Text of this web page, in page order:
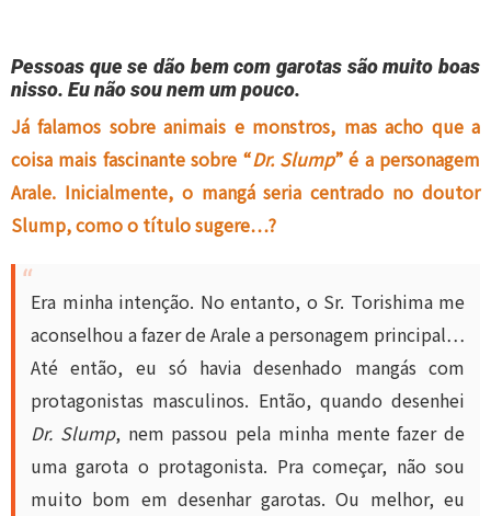
Pessoas que se dão bem com garotas são muito boas
nisso. Eu não sou nem um pouco.
Já falamos sobre animais e monstros, mas acho que a
coisa mais fascinante sobre “Dr. Slump” é a personagem
Arale. Inicialmente, o mangá seria centrado no doutor
Slump, como o título sugere…?
Era minha intenção. No entanto, o Sr. Torishima me
aconselhou a fazer de Arale a personagem principal…
Até então, eu só havia desenhado mangás com
protagonistas masculinos. Então, quando desenhei
Dr. Slump, nem passou pela minha mente fazer de
uma garota o protagonista. Pra começar, não sou
muito bom em desenhar garotas. Ou melhor, eu